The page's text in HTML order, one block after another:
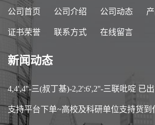
公司首页 公司介绍 公司动态
证书荣誉 联系方式 在线留言
新闻动态
4,4',4''-三(叔丁基)-2,2':6',2''-三联吡啶 已出
支持平台下单~高校及科研单位支持货到